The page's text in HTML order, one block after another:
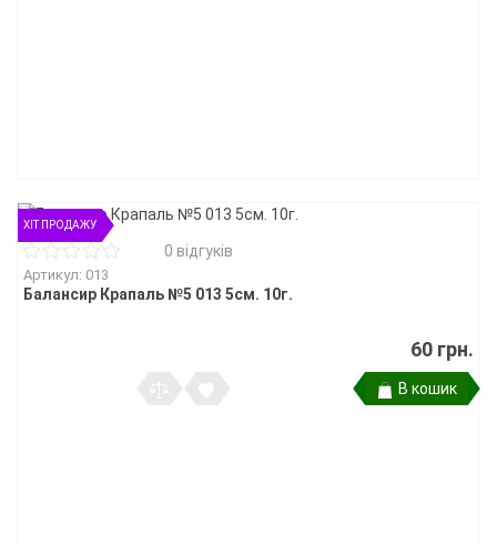
ХІТ ПРОДАЖУ
0 відгуків
Артикул: 013
Балансир Крапаль №5 013 5см. 10г.
60 грн.
В кошик